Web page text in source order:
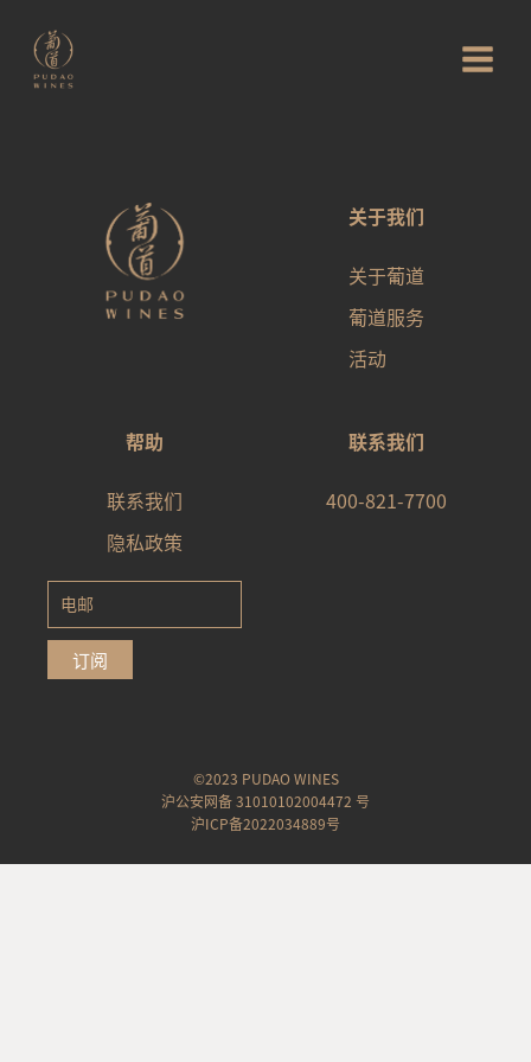
关于我们
关于葡道
葡道服务
活动
帮助
联系我们
隐私政策
subscribe
订阅
联系我们
400-821-7700
©2023 PUDAO WINES
沪公安网备 31010102004472 号
沪ICP备2022034889号